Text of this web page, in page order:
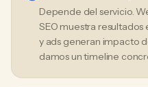
Depende del servicio.
SEO muestra
y ads generan impacto
damos un timeline